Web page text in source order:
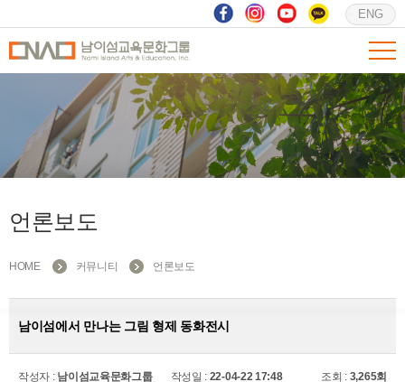
ENG
언론보도
HOME 커뮤니티 언론보도
남이섬에서 만나는 그림 형제 동화전시
작성자 : 남이섬교육문화그룹 작성일 : 22-04-22 17:48 조회 : 3,265회